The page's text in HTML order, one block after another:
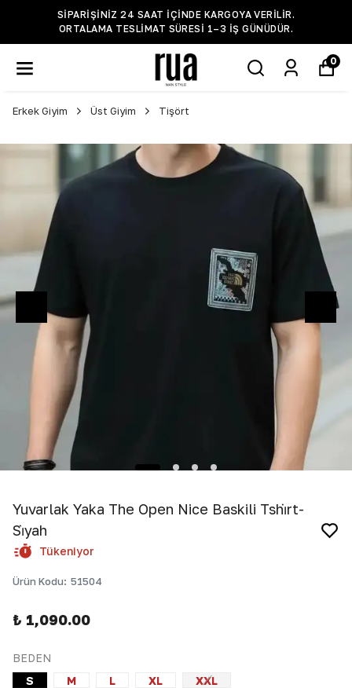
SIPARIŞINIZ 24 SAAT IÇINDE KARGOYA VERILIR.
ORTALAMA TESLIMAT SÜRESI 1–3 IŞ GÜNÜDÜR.
0
Erkek Giyim Üst Giyim Tişört
Yuvarlak Yaka The Open Nice Baskili Tshi̇rt-
Si̇yah
Tükeniyor
Ürün Kodu: 51504
₺ 1,090.00
BEDEN
S
M L XL XXL